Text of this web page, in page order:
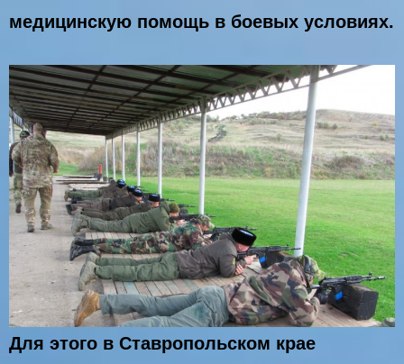
медицинскую помощь в боевых условиях.
Для этого в Ставропольском крае